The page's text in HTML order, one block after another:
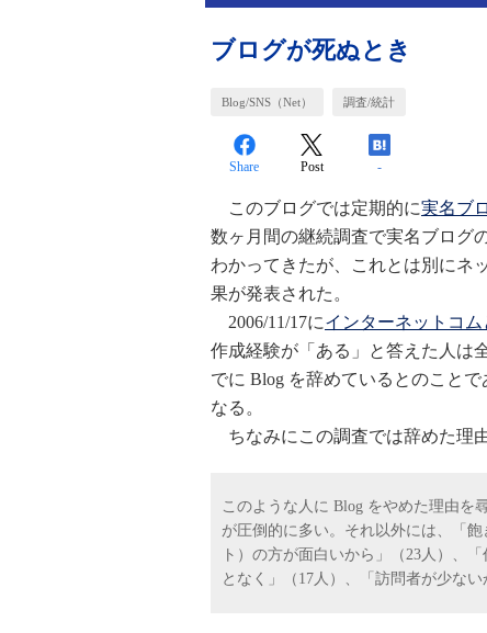
ブログが死ぬとき
Blog/SNS（Net） 調査/統計
Share Post -
このブログでは定期的に実名ブ
数ヶ月間の継続調査で実名ブログ
わかってきたが、これとは別にネ
果が発表された。
2006/11/17にインターネットコ
作成経験が「ある」と答えた人は
でに Blog を辞めているとのこと
なる。
ちなみにこの調査では辞めた理
このような人に Blog をやめた理由を
が圧倒的に多い。それ以外には、「
ト）の方が面白いから」（23人）、
となく」（17人）、「訪問者が少な